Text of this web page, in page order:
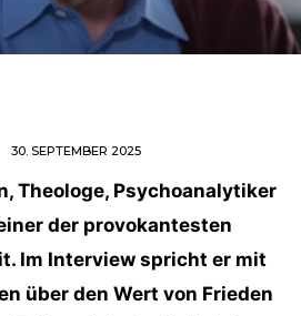
30. SEPTEMBER 2025
Theologe, Psychoanalytiker
der provokantesten
Im Interview spricht er mit
über den Wert von Frieden